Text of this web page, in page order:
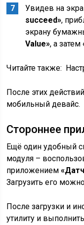
Увидев на
succeed»,
экрану
Value», а затем
Читайте также:
После этих
мобильный девайс.
Стороннее
Ещё один удобный
модуля –
приложением
Загрузить его
После загрузки и
утилиту и